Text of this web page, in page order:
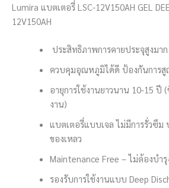
Lumira แบตเตอรี่ LSC-12V150AH GEL
12V150AH
ประสิทธิภาพการคายประจุสูงมา
ควบคุมอุณหภูมิได้ดี ป้องกันการสู
อายุการใช้งานยาวนาน 10-15 ปี
งาน)
แบตเตอรี่แบบเจล ไม่มีการรั่วซึม
ของเหลว
Maintenance Free – ไม่ต้องบำรุ
รองรับการใช้งานแบบ Deep